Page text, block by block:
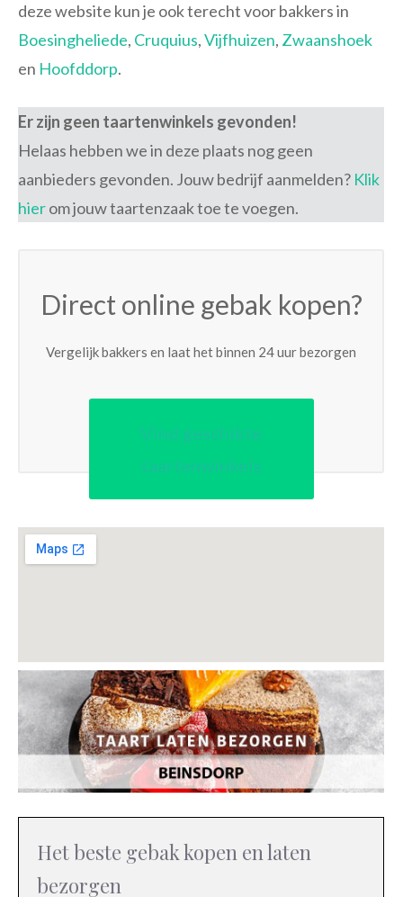
deze website kun je ook terecht voor bakkers in
Boesingheliede, Cruquius,Vijfhuizen, Zwaanshoek
en Hoofddorp.
Er zijn geen taartenwinkels gevonden!
Helaas hebben we in deze plaats nog geen
aanbieders gevonden. Jouw bedrijf aanmelden? Klik
hierom jouw taartenzaak toe te voegen.
Direct online gebak kopen?
Vergelijk bakkers en laat het binnen 24 uur bezorgen
Vind geschikte
taartenwinkels
Het beste gebak kopen en laten
bezorgen